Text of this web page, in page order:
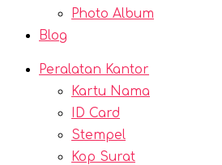
Photo Album
Blog
Peralatan Kantor
Kartu Nama
ID Card
Stempel
Kop Surat